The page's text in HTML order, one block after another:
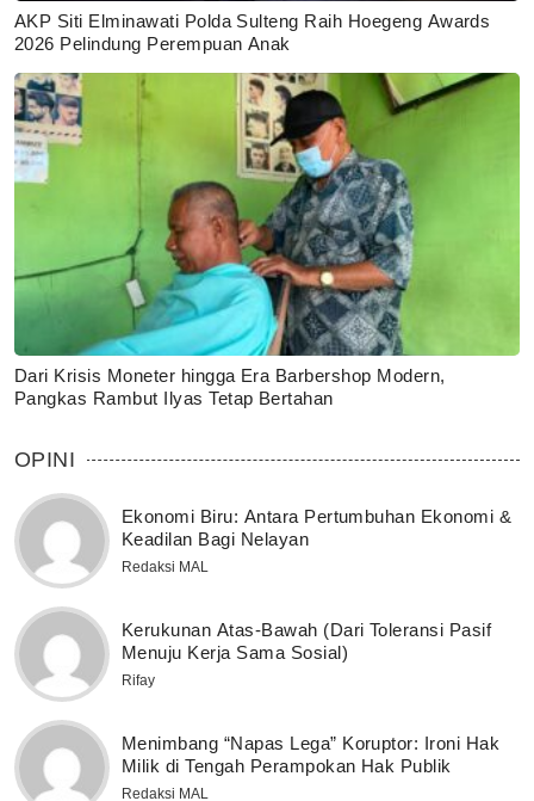
AKP Siti Elminawati Polda Sulteng Raih Hoegeng Awards
2026 Pelindung Perempuan Anak
Dari Krisis Moneter hingga Era Barbershop Modern,
Pangkas Rambut Ilyas Tetap Bertahan
OPINI
Ekonomi Biru: Antara Pertumbuhan Ekonomi &
Keadilan Bagi Nelayan
Redaksi MAL
Kerukunan Atas-Bawah (Dari Toleransi Pasif
Menuju Kerja Sama Sosial)
Rifay
Menimbang “Napas Lega” Koruptor: Ironi Hak
Milik di Tengah Perampokan Hak Publik
Redaksi MAL